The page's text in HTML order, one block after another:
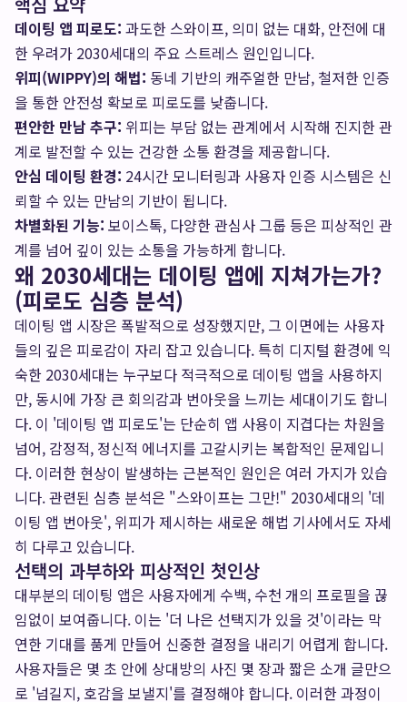
데이팅 앱 피로도: 과도한 스와이프, 의미 없는 대화, 안전에 대
한 우려가 2030세대의 주요 스트레스 원인입니다.
위피(WIPPY)의 해법: 동네 기반의 캐주얼한 만남, 철저한 인증
을 통한 안전성 확보로 피로도를 낮춥니다.
편안한 만남 추구: 위피는 부담 없는 관계에서 시작해 진지한 관
계로 발전할 수 있는 건강한 소통 환경을 제공합니다.
안심 데이팅 환경: 24시간 모니터링과 사용자 인증 시스템은 신
뢰할 수 있는 만남의 기반이 됩니다.
차별화된 기능: 보이스톡, 다양한 관심사 그룹 등은 피상적인 관
계를 넘어 깊이 있는 소통을 가능하게 합니다.
왜 2030세대는 데이팅 앱에 지쳐가는가?
(피로도 심층 분석)
데이팅 앱 시장은 폭발적으로 성장했지만, 그 이면에는 사용자
들의 깊은 피로감이 자리 잡고 있습니다. 특히 디지털 환경에 익
숙한 2030세대는 누구보다 적극적으로 데이팅 앱을 사용하지
만, 동시에 가장 큰 회의감과 번아웃을 느끼는 세대이기도 합니
다. 이 '데이팅 앱 피로도'는 단순히 앱 사용이 지겹다는 차원을
넘어, 감정적, 정신적 에너지를 고갈시키는 복합적인 문제입니
다. 이러한 현상이 발생하는 근본적인 원인은 여러 가지가 있습
니다. 관련된 심층 분석은 "스와이프는 그만!" 2030세대의 '데
이팅 앱 번아웃', 위피가 제시하는 새로운 해법 기사에서도 자세
히 다루고 있습니다.
선택의 과부하와 피상적인 첫인상
대부분의 데이팅 앱은 사용자에게 수백, 수천 개의 프로필을 끊
임없이 보여줍니다. 이는 '더 나은 선택지가 있을 것'이라는 막
연한 기대를 품게 만들어 신중한 결정을 내리기 어렵게 합니다.
사용자들은 몇 초 안에 상대방의 사진 몇 장과 짧은 소개 글만으
로 '넘길지, 호감을 보낼지'를 결정해야 합니다. 이러한 과정이